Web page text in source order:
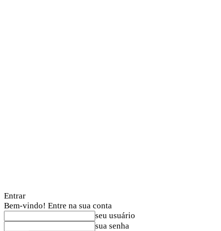
Entrar
Bem-vindo! Entre na sua conta
seu usuário
sua senha